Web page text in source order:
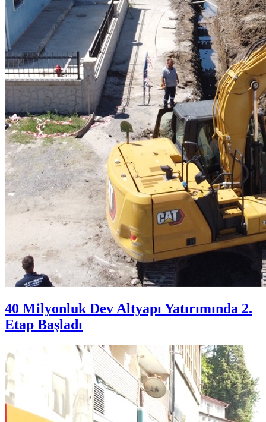
40 Milyonluk Dev Altyapı Yatırımında 2.
Etap Başladı